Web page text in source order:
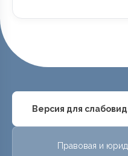
Версия для
Правовая и